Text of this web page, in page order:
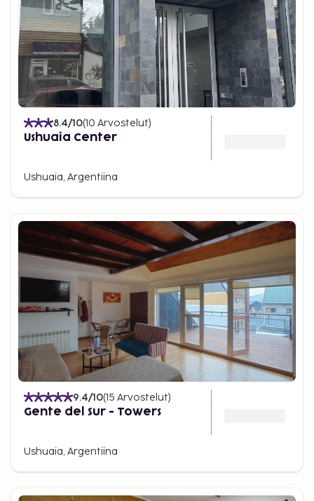
8.4/10(10 Arvostelut)
Ushuaia Center
Ushuaia, Argentiina
9.4/10(15 Arvostelut)
Gente del Sur - Towers
Ushuaia, Argentiina